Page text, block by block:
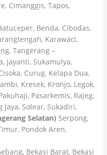
Cimanggis, Tapos,
Benda, Cibodas,
Karawaci,
Tangerang –
Jayanti, Sukamulya,
Curug, Kelapa Dua,
Kresek, Kronjo, Legok,
Pasarkemis, Rajeg,
Solear, Sukadiri,
Selatan) Serpong,
Pondok Aren,
Bekasi Barat, Bekasi